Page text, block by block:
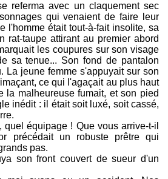
referma avec un claquement sec
qui venaient de faire leur
l'homme était tout-à-fait insolite, sa
rat-taupe attirant au premier abord
les coupures sur son visage
sa tenue... Son fond de pantalon
La jeune femme s'appuyait sur son
ce qui l'agaçait au plus haut
la malheureuse fumait, et son pied
inédit : il était soit luxé, soit cassé,
quel équipage ! Que vous arrive-t-il
précédait un robuste prêtre qui
pas.
son front couvert de sueur d'un